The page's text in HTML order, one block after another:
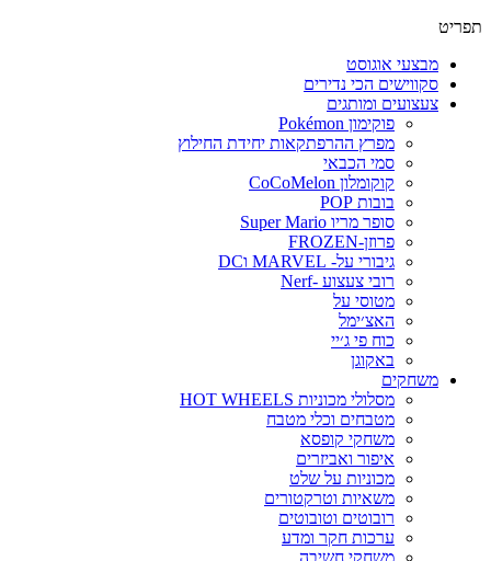
מבצעי אוגוסט
סקווישים הכי נדירים
צעצועים ומותגים
פוקימון Pokémon
מפרץ ההרפתקאות יחידת החילוץ
סמי הכבאי
קוקומלון CoCoMelon
בובות POP
סופר מריו Super Mario
פרוזן-FROZEN
גיבורי על- MARVEL וDC
רובי צעצוע -Nerf
מטוסי על
האצ׳ימל
כוח פי ג׳יי
באקוגן
משחקים
מסלולי מכוניות HOT WHEELS
מטבחים וכלי מטבח
משחקי קופסא
איפור ואביזרים
מכוניות על שלט
משאיות וטרקטורים
רובוטים וטובוטים
ערכות חקר ומדע
משחקי חשיבה